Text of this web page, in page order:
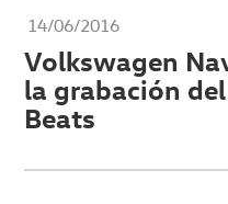
14/06/2016
Volkswagen
la grabación
Beats